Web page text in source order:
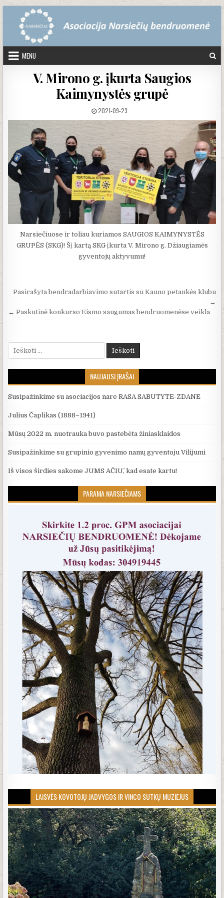
Skip to content
MENU
V. Mirono g. įkurta Saugios
Kaimynystės grupė
PUBLISHED DATE:
2021-09-23
Narsiečiuose ir toliau kuriamos SAUGIOS KAIMYNYSTĖS
GRUPĖS (SKG)! Šį kartą SKG įkurta V. Mirono g. Džiaugiamės
gyventojų aktyvumu!
Navigacija tarp įrašų
Pasirašyta bendradarbiavimo sutartis su Kauno petankės klubu
→
← Paskutinė konkurso Eismo saugumas bendruomenėse veikla
Ieškoti:
NAUJAUSI ĮRAŠAI
Susipažinkime su asociacijos nare RASA SABUTYTE-ZDANE
Julius Čaplikas (1888–1941)
Mūsų 2022 m. nuotrauka buvo pastebėta žiniasklaidos
Susipažinkime su grupinio gyvenimo namų gyventoju Vilijumi
Iš visos širdies sakome JUMS AČIŪ, kad esate kartu!
PARAMA NARSIEČIAMS
LAISVĖS KOVOTOJŲ JADVYGOS IR VINCO SUTKŲ MUZIEJUS